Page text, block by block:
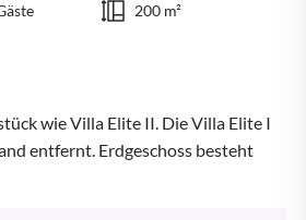
200 m²
wie Villa Elite II. Die Villa Elite I
entfernt. Erdgeschoss besteht